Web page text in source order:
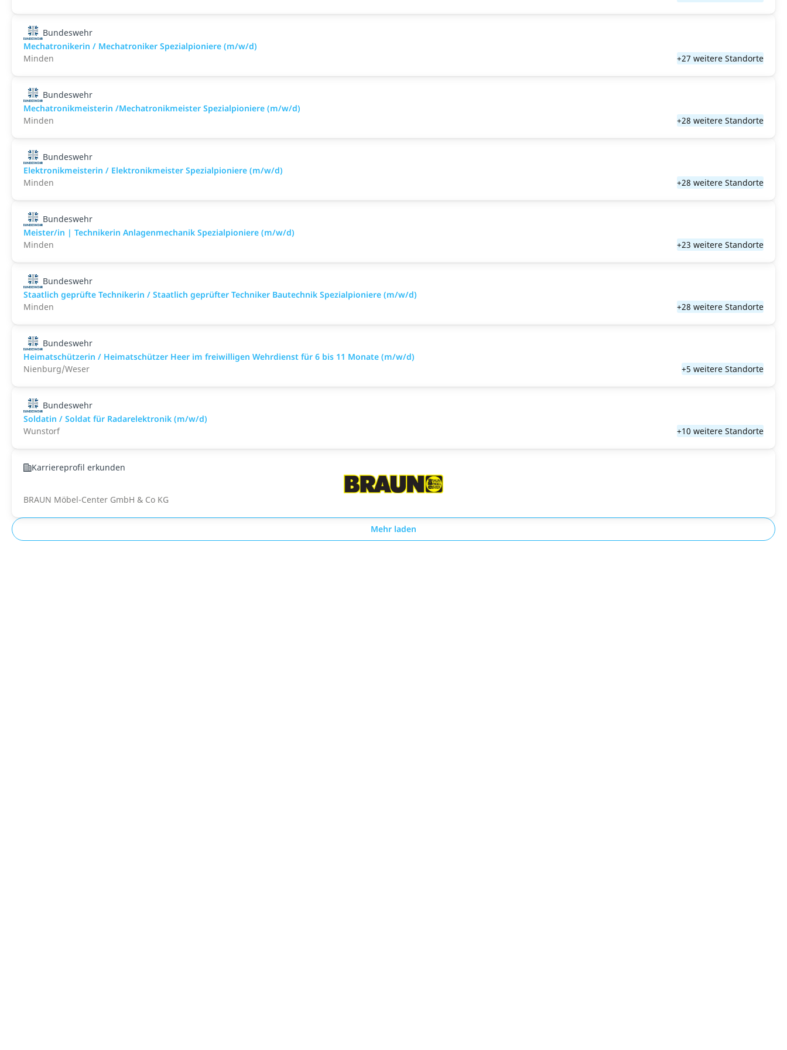
Bundeswehr
Mechatronikerin / Mechatroniker Spezialpioniere (m/w/d)
Minden
+27 weitere Standorte
Bundeswehr
Mechatronikmeisterin /Mechatronikmeister Spezialpioniere (m/w/d)
Minden
+28 weitere Standorte
Bundeswehr
Elektronikmeisterin / Elektronikmeister Spezialpioniere (m/w/d)
Minden
+28 weitere Standorte
Bundeswehr
Meister/in | Technikerin Anlagenmechanik Spezialpioniere (m/w/d)
Minden
+23 weitere Standorte
Bundeswehr
Staatlich geprüfte Technikerin / Staatlich geprüfter Techniker Bautechnik Spezialpioniere (m/w/d)
Minden
+28 weitere Standorte
Bundeswehr
Heimatschützerin / Heimatschützer Heer im freiwilligen Wehrdienst für 6 bis 11 Monate (m/w/d)
Nienburg/Weser
+5 weitere Standorte
Bundeswehr
Soldatin / Soldat für Radarelektronik (m/w/d)
Wunstorf
+10 weitere Standorte
Karriereprofil erkunden
BRAUN Möbel-Center GmbH & Co KG
Mehr laden